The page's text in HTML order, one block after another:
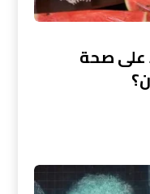
على صحة